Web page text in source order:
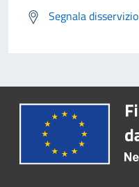
Segnala disservizio